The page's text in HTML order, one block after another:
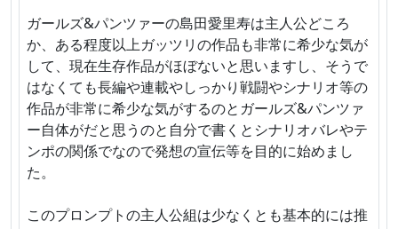
ガールズ&パンツァーの島田愛里寿は主人公どころ
か、ある程度以上ガッツリの作品も非常に希少な気が
して、現在生存作品がほぼないと思いますし、そうで
はなくても長編や連載やしっかり戦闘やシナリオ等の
作品が非常に希少な気がするのとガールズ&パンツァ
ー自体がだと思うのと自分で書くとシナリオバレやテ
ンポの関係でなので発想の宣伝等を目的に始めまし
た。
このプロンプトの主人公組は少なくとも基本的には推